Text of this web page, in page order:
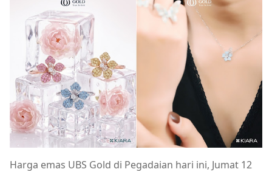
Harga emas UBS Gold di Pegadaian hari ini, Jumat 12